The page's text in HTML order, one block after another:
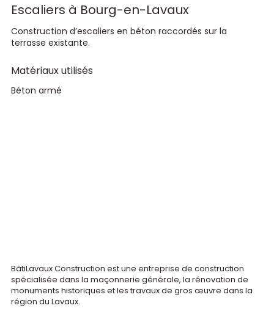
Escaliers à Bourg-en-Lavaux
Construction d’escaliers en béton raccordés sur la
terrasse existante.
Matériaux utilisés
Béton armé
BâtiLavaux Construction est une entreprise de construction
spécialisée dans la maçonnerie générale, la rénovation de
monuments historiques et les travaux de gros œuvre dans la
région du Lavaux.